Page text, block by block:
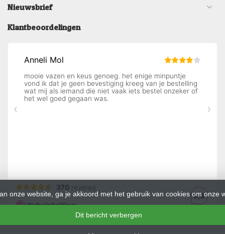
Nieuwsbrief
Klantbeoordelingen
onze website, ga je akkoord met het gebruik van cookies om onze
Dit bericht verbergen